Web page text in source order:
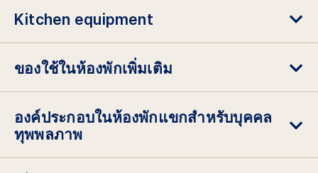
Kitchen equipment
ของใช้ในห้องพักเพิ่มเติม
องค์ประกอบในห้องพักแขกสำหรับบุคคล
ทุพพลภาพ